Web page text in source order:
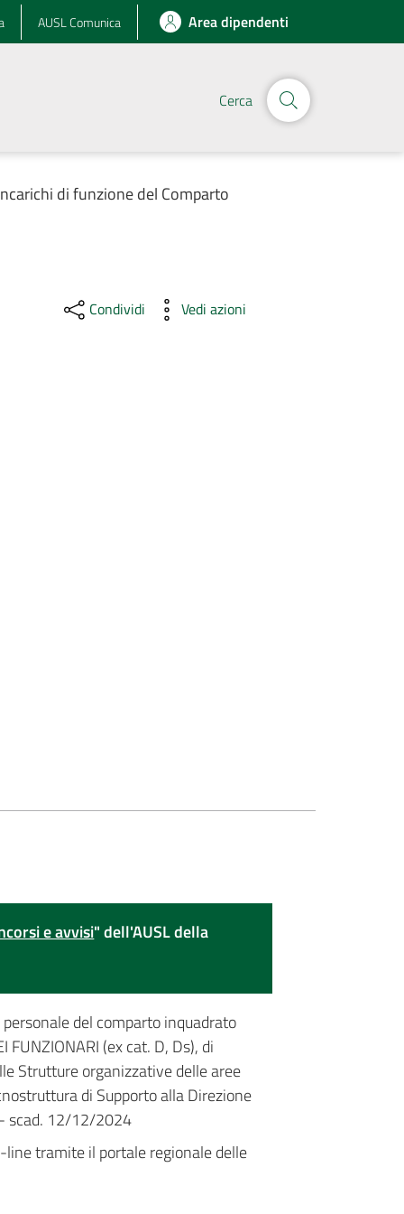
AUSL Comunica Area dipendenti
Cerca
di funzione del Comparto
Condividi Vedi azioni
e avvisi" dell'AUSL della
del comparto inquadrato
FUNZIONARI (ex cat. D, Ds), di
Strutture organizzative delle aree
di Supporto alla Direzione
scad. 12/12/2024
tramite il portale regionale delle